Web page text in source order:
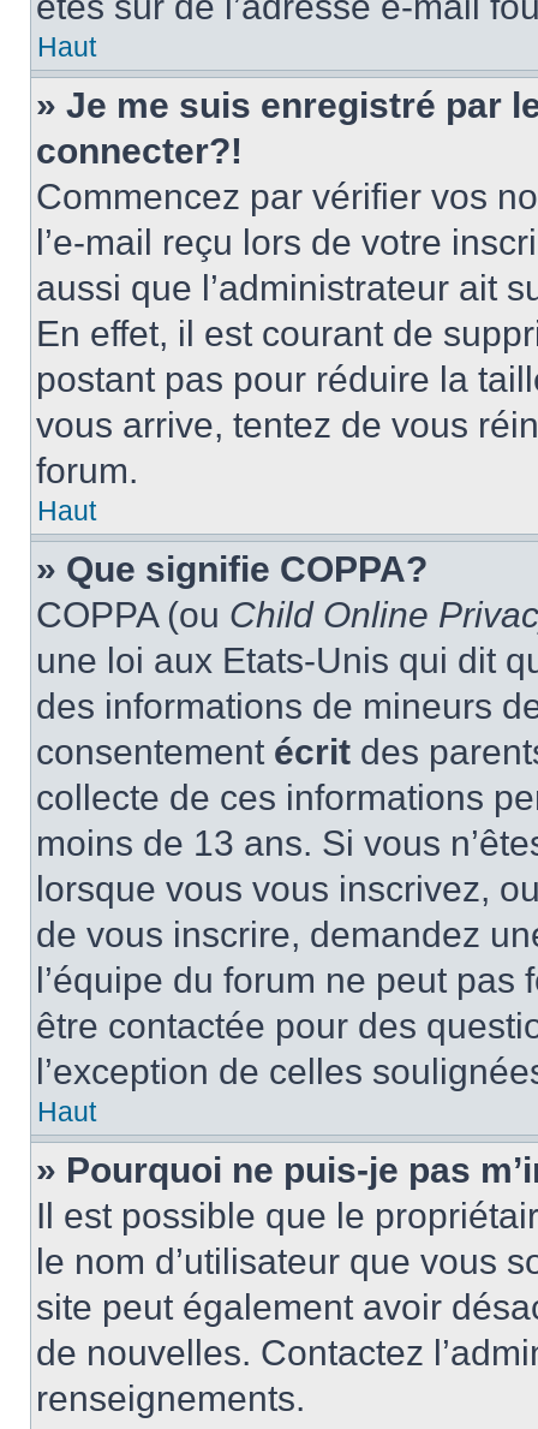
Haut
» Je me suis enregistré par
connecter?!
Commencez par vérifier vos
l’e-mail reçu lors de votre
aussi que l’administrateur ait
En effet, il est courant de
postant pas pour réduire la
vous arrive, tentez de vous
forum.
Haut
» Que signifie COPPA?
COPPA (ou Child Online
une loi aux Etats-Unis qui dit
des informations de mineurs
consentement écrit des
collecte de ces informations
moins de 13 ans. Si vous
lorsque vous vous inscrivez,
de vous inscrire, demandez
l’équipe du forum ne peut
être contactée pour des
l’exception de celles
Haut
» Pourquoi ne puis-je pas
Il est possible que le
le nom d’utilisateur que vous
site peut également avoir
de nouvelles. Contactez
renseignements.